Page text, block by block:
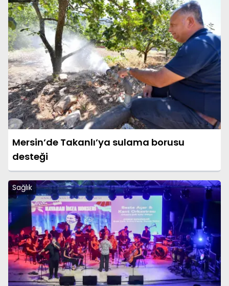
Mersin’de Takanlı’ya sulama borusu
desteği
Sağlık